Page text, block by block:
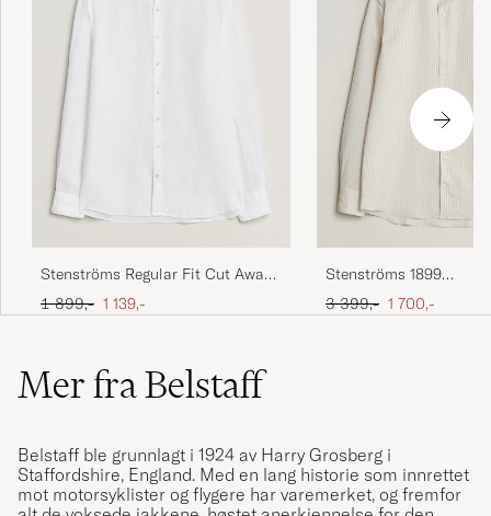
Stenströms Regular Fit Cut Away
Linen Shirt White
Ordinær pris
1 899,- Nedsatt pris
1 139,-
Stenströms 1899
Cotton/Linen/Silk
Beige
Ordinær pris
3 399,- Nedsatt pris
1 700,-
Mer fra Belstaff
Belstaff ble grunnlagt i 1924 av Harry Grosberg i
Staffordshire, England. Med en lang historie som innrettet
mot motorsyklister og flygere har varemerket, og fremfor